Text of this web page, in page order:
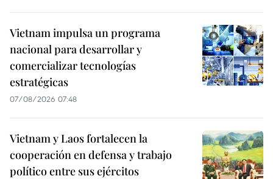
Vietnam impulsa un programa
nacional para desarrollar y
comercializar tecnologías
estratégicas
07/08/2026 07:48
Vietnam y Laos fortalecen la
cooperación en defensa y trabajo
político entre sus ejércitos